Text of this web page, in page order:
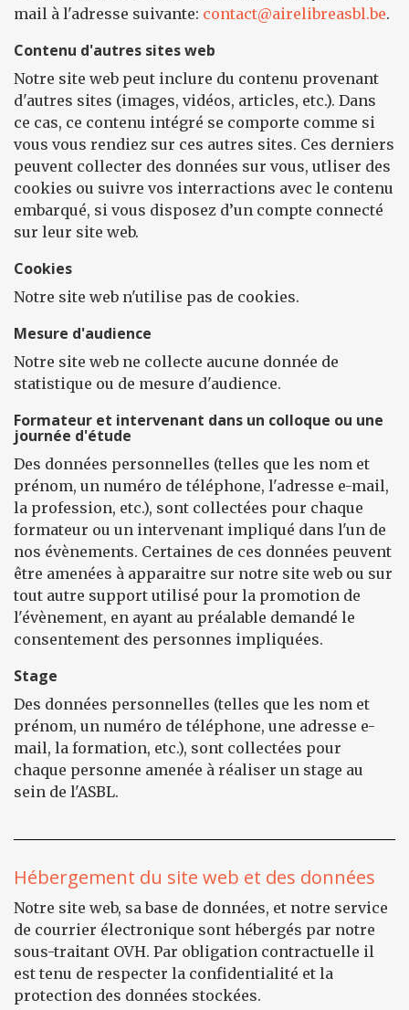
mail à l'adresse suivante: contact@airelibreasbl.be.
Contenu d'autres sites web
Notre site web peut inclure du contenu provenant
d'autres sites (images, vidéos, articles, etc.). Dans
ce cas, ce contenu intégré se comporte comme si
vous vous rendiez sur ces autres sites. Ces derniers
peuvent collecter des données sur vous, utliser des
cookies ou suivre vos interractions avec le contenu
embarqué, si vous disposez d’un compte connecté
sur leur site web.
Cookies
Notre site web n'utilise pas de cookies.
Mesure d'audience
Notre site web ne collecte aucune donnée de
statistique ou de mesure d'audience.
Formateur et intervenant dans un colloque ou une
journée d'étude
Des données personnelles (telles que les nom et
prénom, un numéro de téléphone, l'adresse e-mail,
la profession, etc.), sont collectées pour chaque
formateur ou un intervenant impliqué dans l'un de
nos évènements. Certaines de ces données peuvent
être amenées à apparaitre sur notre site web ou sur
tout autre support utilisé pour la promotion de
l'évènement, en ayant au préalable demandé le
consentement des personnes impliquées.
Stage
Des données personnelles (telles que les nom et
prénom, un numéro de téléphone, une adresse e-
mail, la formation, etc.), sont collectées pour
chaque personne amenée à réaliser un stage au
sein de l'ASBL.
Hébergement du site web et des données
Notre site web, sa base de données, et notre service
de courrier électronique sont hébergés par notre
sous-traitant OVH. Par obligation contractuelle il
est tenu de respecter la confidentialité et la
protection des données stockées.